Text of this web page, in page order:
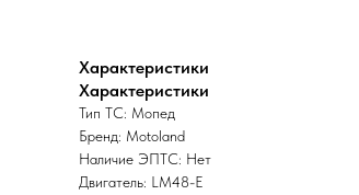
Характеристики
Характеристики
Тип ТС: Мопед
Бренд: Motoland
Наличие ЭПТС: Нет
Двигатель: LM48-E